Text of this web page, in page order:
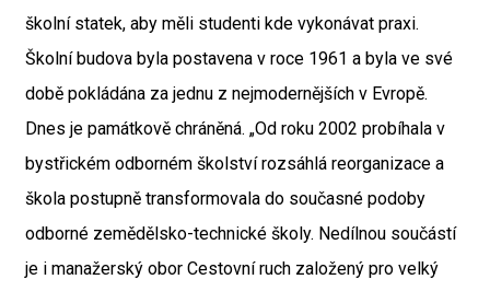
školní statek, aby měli studenti kde vykonávat praxi.
Školní budova byla postavena v roce 1961 a byla ve své
době pokládána za jednu z nejmodernějších v Evropě.
Dnes je památkově chráněná. „Od roku 2002 probíhala v
bystřickém odborném školství rozsáhlá reorganizace a
škola postupně transformovala do současné podoby
odborné zemědělsko-technické školy. Nedílnou součástí
je i manažerský obor Cestovní ruch založený pro velký